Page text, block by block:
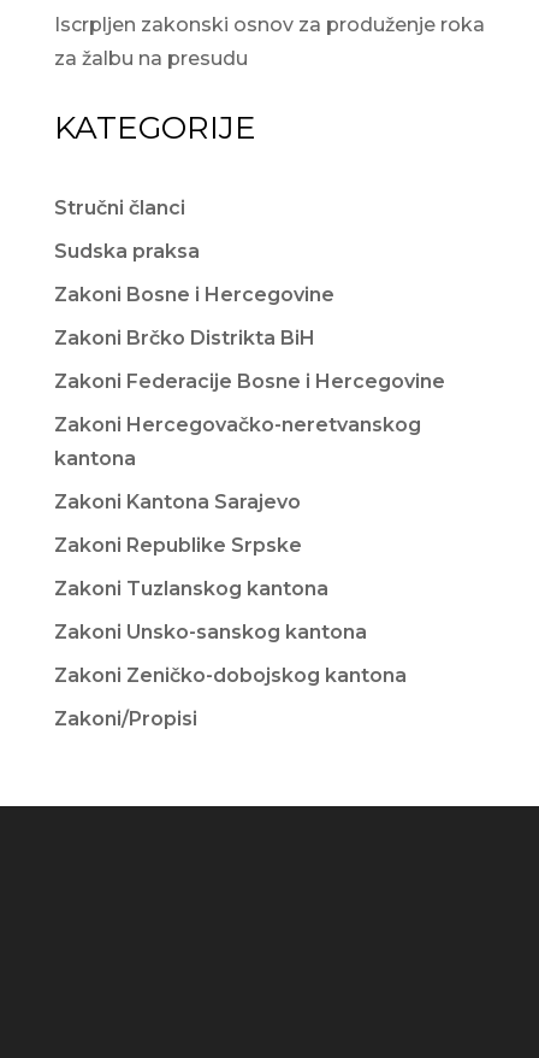
Iscrpljen zakonski osnov za produženje roka
za žalbu na presudu
KATEGORIJE
Stručni članci
Sudska praksa
Zakoni Bosne i Hercegovine
Zakoni Brčko Distrikta BiH
Zakoni Federacije Bosne i Hercegovine
Zakoni Hercegovačko-neretvanskog
kantona
Zakoni Kantona Sarajevo
Zakoni Republike Srpske
Zakoni Tuzlanskog kantona
Zakoni Unsko-sanskog kantona
Zakoni Zeničko-dobojskog kantona
Zakoni/Propisi